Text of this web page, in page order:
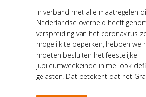
In verband met alle maatregelen
Nederlandse overheid heeft
verspreiding van het coronavirus
mogelijk te beperken, hebben we
moeten besluiten het feestelijke
jubileumweekeinde in mei ook
gelasten. Dat betekent dat het